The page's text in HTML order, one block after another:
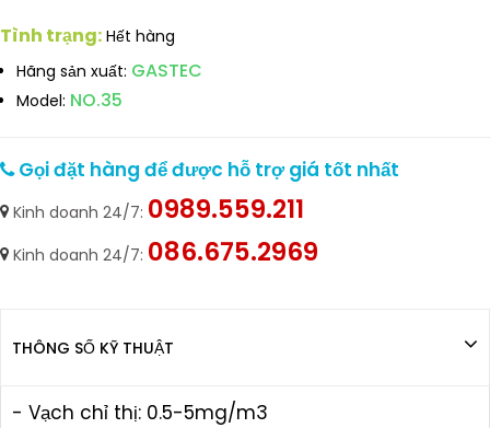
Tình trạng: Hết hàng
Hãng sản xuất: GASTEC
Model: NO.35
Gọi đặt hàng để được hỗ trợ giá tốt nhất
Kinh doanh 24/7: 0989.559.211
Kinh doanh 24/7: 086.675.2969
THÔNG SỐ KỸ THUẬT
- Vạch chỉ thị: 0.5-5mg/m3